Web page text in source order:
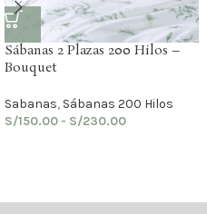
Sábanas 2 Plazas 200 Hilos –
Bouquet
Sabanas, Sábanas 200 Hilos
S/150.00 - S/230.00